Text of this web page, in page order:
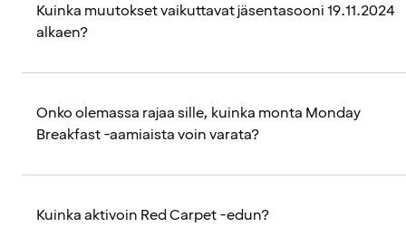
Kuinka muutokset vaikuttavat jäsentasooni 19.11.2024
alkaen?
Onko olemassa rajaa sille, kuinka monta Monday
Breakfast -aamiaista voin varata?
Kuinka aktivoin Red Carpet -edun?